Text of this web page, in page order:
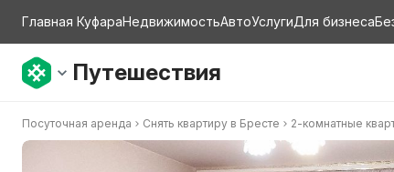
Главная КуфараНедвижимостьАвтоУслугиДля бизнеса
Путешествия
Посуточная аренда Снять квартиру в Бресте 2-комнатные